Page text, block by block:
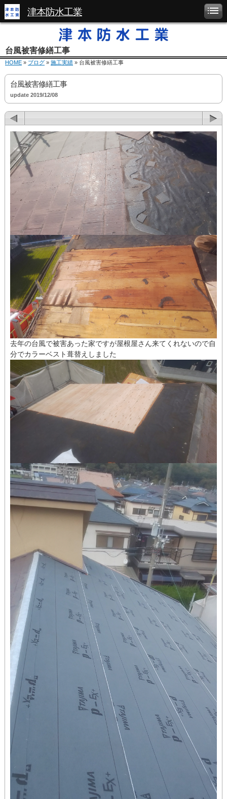
津本防水工業
台風被害修繕工事
HOME » ブログ » 施工実績 » 台風被害修繕工事
台風被害修繕工事
update 2019/12/08
去年の台風で被害あった家ですが屋根屋さん来てくれないので自
分でカラーベスト葺替えしました